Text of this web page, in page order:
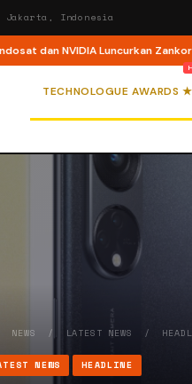
Indonesia
dan NVIDIA Luncurkan Zankore,
TECHNOLOGUE AWARDS ★
NEWS / LATEST NEWS /
NEWS HEADLINE